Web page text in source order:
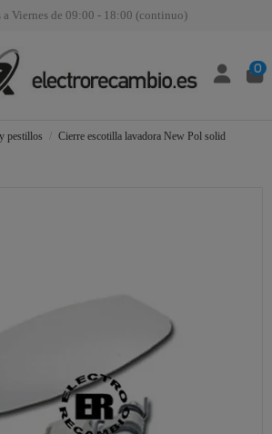
a Viernes de 09:00 - 18:00 (continuo)
0
pestillos
Cierre escotilla lavadora New Pol solid